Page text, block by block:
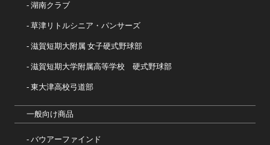
湖南クラブ
草津リトルシニア・パンサーズ
滋賀短期大附属 女子硬式野球部
滋賀短期大学附属高等学校 硬式野球部
東大津高校弓道部
一般向け商品
バウアーファインド